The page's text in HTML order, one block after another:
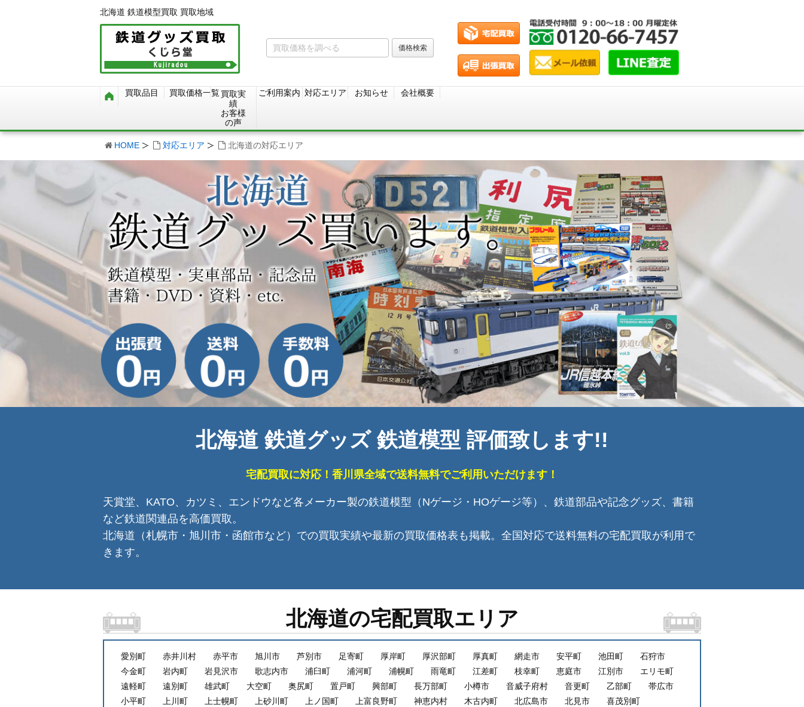
北海道 鉄道模型買取 買取地域
買取品目 買取価格一覧買取実
績
お客様
の声
ご利用案内 対応エリア お知らせ 会社概要
HOME 対応エリア 北海道の対応エリア
北海道 鉄道グッズ 鉄道模型 評価致します!!
宅配買取に対応！香川県全域で送料無料でご利用いただけます！
天賞堂、KATO、カツミ、エンドウなど各メーカー製の鉄道模型（Nゲージ・HOゲージ等）、鉄道部品や記念グッズ、書籍
など鉄道関連品を高価買取。
北海道（札幌市・旭川市・函館市など）での買取実績や最新の買取価格表も掲載。全国対応で送料無料の宅配買取が利用で
きます。
北海道の宅配買取エリア
愛別町 赤井川村 赤平市 旭川市 芦別市 足寄町 厚岸町 厚沢部町 厚真町 網走市 安平町 池田町
石狩市
今金町
岩内町 岩見沢市 歌志内市 浦臼町 浦河町 浦幌町 雨竜町 江差町 枝幸町 恵庭市 江別市
エリモ町
遠軽町
遠別町 雄武町 大空町 奥尻町 置戸町 興部町 長万部町 小樽市 音威子府村 音更町 乙部町
帯広市
小平町
上川町 上士幌町 上砂川町 上ノ国町 上富良野町 神恵内村 木古内町 北広島市 北見市
喜茂別町